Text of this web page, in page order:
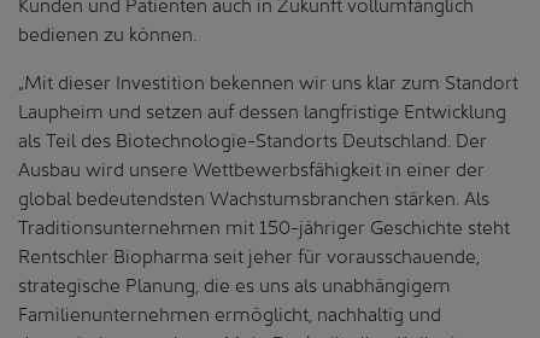
bedienen zu können.
„Mit dieser Investition bekennen wir uns klar zum Standort
Laupheim und setzen auf dessen langfristige Entwicklung
als Teil des Biotechnologie-Standorts Deutschland. Der
Ausbau wird unsere Wettbewerbsfähigkeit in einer der
global bedeutendsten Wachstumsbranchen stärken. Als
Traditionsunternehmen mit 150-jähriger Geschichte steht
Rentschler Biopharma seit jeher für vorausschauende,
strategische Planung, die es uns als unabhängigem
Familienunter­nehmen ermöglicht, nachhaltig und